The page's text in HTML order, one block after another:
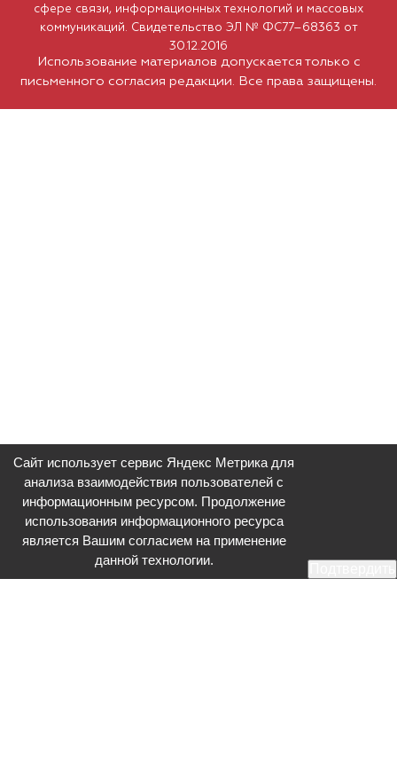
Использование материалов допускается только с
письменного согласия редакции. Все права защищены.
сфере связи, информационных технологий и массовых
коммуникаций. Свидетельство ЭЛ № ФС77–68363 от
30.12.2016
Сайт использует сервис Яндекс Метрика для
анализа взаимодействия пользователей с
информационным ресурсом. Продолжение
использования информационного ресурса
является Вашим согласием на применение
данной технологии.